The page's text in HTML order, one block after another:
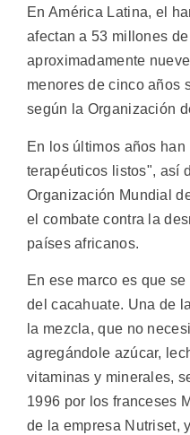
En América Latina, el
afectan a 53 millones
aproximadamente
menores de cinco años
según la Organización
En los últimos años
terapéuticos listos", así
Organización Mundial
el combate contra la
países africanos.
En ese marco es que
del cacahuate. Una de
la mezcla, que no
agregándole azúcar,
vitaminas y minerales,
1996 por los franceses
de la empresa Nutriset,